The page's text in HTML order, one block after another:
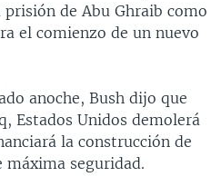
de Abu Ghraib como
el comienzo de un nuevo
anoche, Bush dijo que
Estados Unidos demolerá
la construcción de
máxima seguridad.